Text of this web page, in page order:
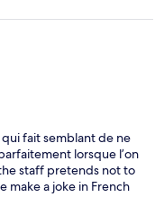
fait semblant de ne
lorsque l’on
staff pretends not to
make a joke in French